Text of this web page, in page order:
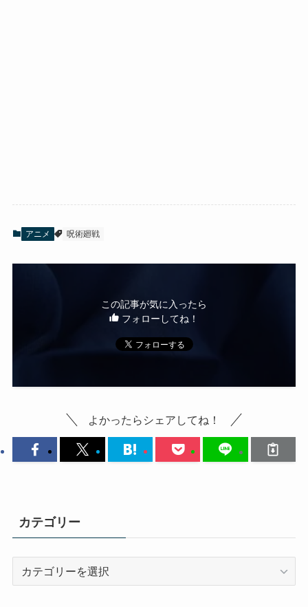
アニメ 呪術廻戦
この記事が気に入ったら
フォローしてね！
よかったらシェアしてね！
カテゴリー